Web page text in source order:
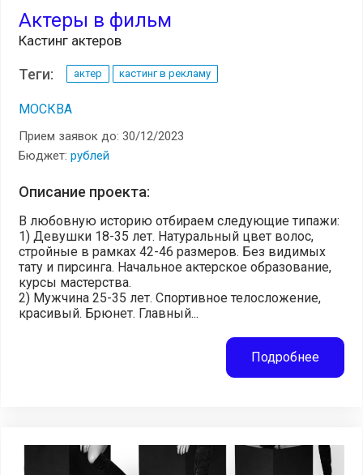
Актеры в фильм
Кастинг актеров
Теги: актер кастинг в рекламу
МОСКВА
Прием заявок до: 30/12/2023
Бюджет: рублей
Описание проекта:
В любовную историю отбираем следующие типажи:
1) Девушки 18-35 лет. Натуральный цвет волос,
стройные в рамках 42-46 размеров. Без видимых
тату и пирсинга. Начальное актерское образование,
курсы мастерства.
2) Мужчина 25-35 лет. Спортивное телосложение,
красивый. Брюнет. Главный...
Подробнее